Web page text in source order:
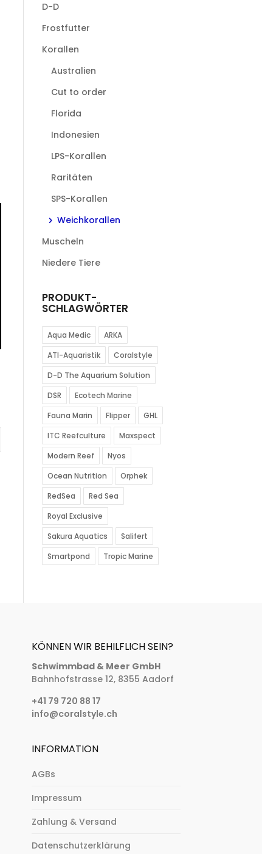
D-D
Frostfutter
Korallen
Australien
Cut to order
Florida
Indonesien
LPS-Korallen
Raritäten
SPS-Korallen
Weichkorallen
Muscheln
Niedere Tiere
PRODUKT-
SCHLAGWÖRTER
Aqua Medic
ARKA
ATI-Aquaristik
Coralstyle
D-D The Aquarium Solution
DSR
Ecotech Marine
Fauna Marin
Flipper
GHL
ITC Reefculture
Maxspect
Modern Reef
Nyos
Ocean Nutrition
Orphek
RedSea
Red Sea
Royal Exclusive
Sakura Aquatics
Salifert
Smartpond
Tropic Marine
KÖNNEN WIR BEHILFLICH SEIN?
Schwimmbad & Meer GmbH
Bahnhofstrasse 12, 8355 Aadorf
+41 79 720 88 17
info@coralstyle.ch
INFORMATION
AGBs
Impressum
Zahlung & Versand
Datenschutzerklärung